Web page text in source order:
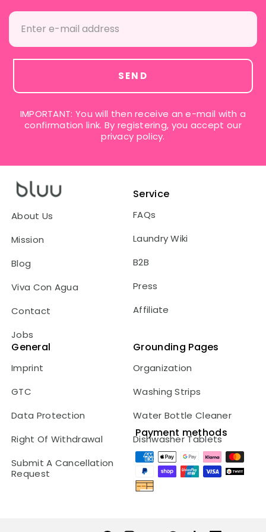
SEND
IMPORTANT: You will then receive an e-mail with a
confirmation link. By registering, you accept our
privacy policy.
About Us
Mission
Blog
Viva Con Agua
Contact
Jobs
Service
FAQs
Laundry Wiki
B2B
Press
Affiliate
General
Imprint
GTC
Data Protection
Right Of Withdrawal
Submit A Cancellation
Request
Grounding Pages
Organization
Washing Strips
Water Bottle Cleaner
Dishwasher Tablets
Payment methods
Payment
methods